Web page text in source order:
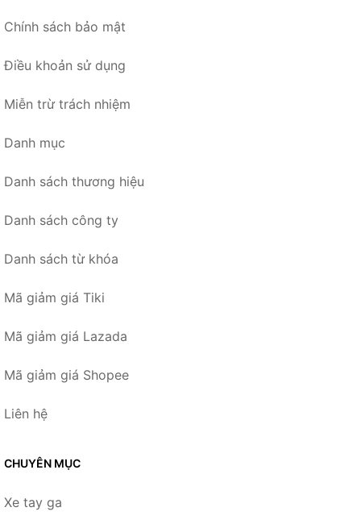
Chính sách bảo mật
Điều khoản sử dụng
Miễn trừ trách nhiệm
Danh mục
Danh sách thương hiệu
Danh sách công ty
Danh sách từ khóa
Mã giảm giá Tiki
Mã giảm giá Lazada
Mã giảm giá Shopee
Liên hệ
CHUYÊN MỤC
Xe tay ga